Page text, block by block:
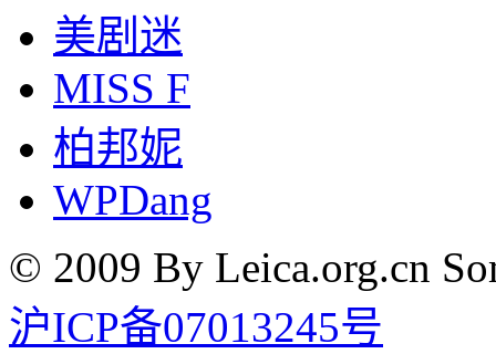
美剧迷
MISS F
柏邦妮
WPDang
© 2009 By Leica.org.cn
沪ICP备07013245号